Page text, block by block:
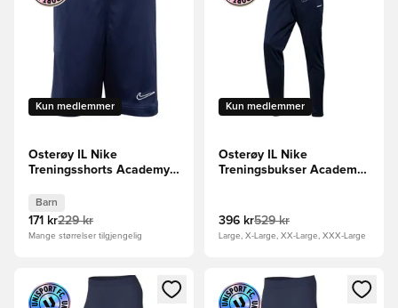
Kun medlemmer
Osterøy IL Nike
Treningsshorts Academy
Barn
171 kr229 kr
Mange størrelser tilgjengelig
Kun medlemmer
Osterøy IL Nike
Treningsbukser Academy
396 kr529 kr
Large, X-Large, XX-Large, XXX-Large
Åpner en Modal for å logge inn eller registrere deg som
Åpner en Modal for å logge